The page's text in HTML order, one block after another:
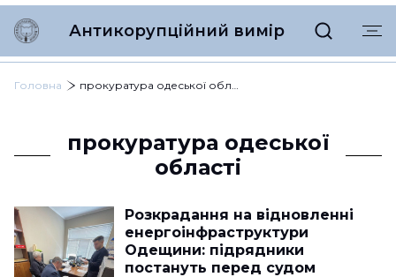
Антикорупційний вимір
Головна прокуратура одеської області
прокуратура одеської
області
Розкрадання на відновленні
енергоінфраструктури
Одещини: підрядники
постануть перед судом